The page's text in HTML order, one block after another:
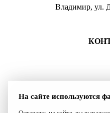
Владимир, ул.
На сайте используются